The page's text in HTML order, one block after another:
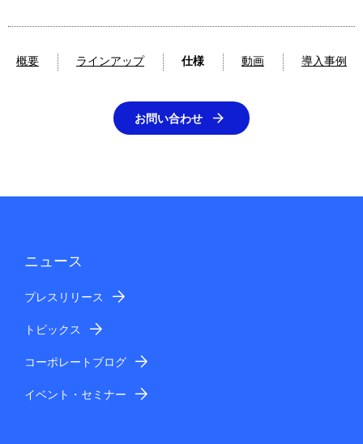
概要 ラインアップ 仕様 動画 導入事例
お問い合わせ
ニュース
プレスリリース
トピックス
コーポレートブログ
イベント・セミナー